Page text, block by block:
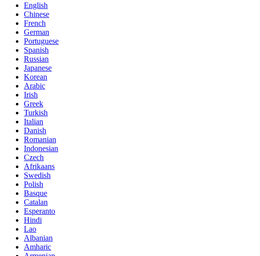
English
Chinese
French
German
Portuguese
Spanish
Russian
Japanese
Korean
Arabic
Irish
Greek
Turkish
Italian
Danish
Romanian
Indonesian
Czech
Afrikaans
Swedish
Polish
Basque
Catalan
Esperanto
Hindi
Lao
Albanian
Amharic